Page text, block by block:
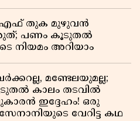
എഫ് തുക മുഴുവൻ
പണം കൂടുതൽ
നിയമം അറിയാം
മണ്ടേലയുമല്ല;
കാലം തടവിൽ
ഇദ്ദേഹം! ഒരു
വേറിട്ട കഥ